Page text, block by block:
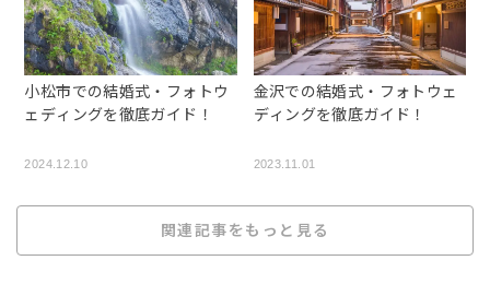
小松市での結婚式・フォトウ
ェディングを徹底ガイド！
2024.12.10
金沢での結婚式・フォトウェ
ディングを徹底ガイド！
2023.11.01
関連記事をもっと見る